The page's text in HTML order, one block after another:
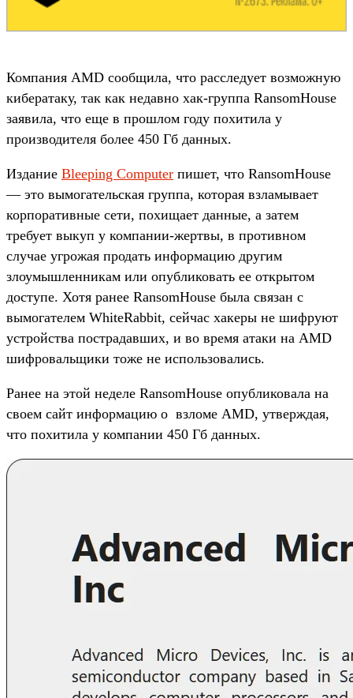
Компания AMD сообщила, что расследует возможную
кибератаку, так как недавно хак-группа RansomHouse
заявила, что еще в прошлом году похитила у
производителя более 450 Гб данных.
Издание Bleeping Computer пишет, что RansomHouse
— это вымогательская группа, которая взламывает
корпоративные сети, похищает данные, а затем
требует выкуп у компании-жертвы, в противном
случае угрожая продать информацию другим
злоумышленникам или опубликовать ее открытом
доступе. Хотя ранее RansomHouse была связан с
вымогателем WhiteRabbit, сейчас хакеры не шифруют
устройства пострадавших, и во время атаки на AMD
шифровальщики тоже не использовались.
Ранее на этой неделе RansomHouse опубликовала на
своем сайт информацию о взломе AMD, утверждая,
что похитила у компании 450 Гб данных.